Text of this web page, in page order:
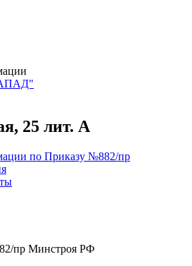
25 лит. А
по Приказу №882/пр
пр Минстроя РФ